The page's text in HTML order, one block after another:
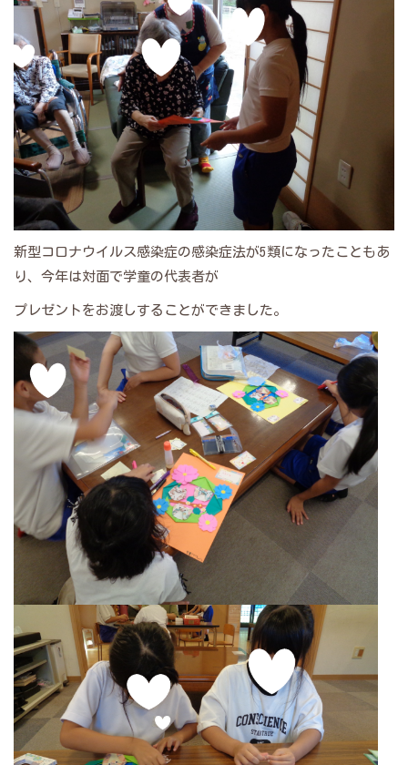
新型コロナウイルス感染症の感染症法が5類になったこともあ
り、今年は対面で学童の代表者が
プレゼントをお渡しすることができました。